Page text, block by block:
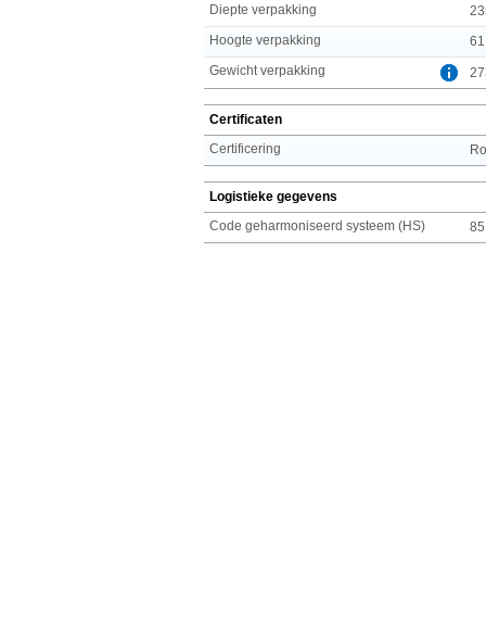
Diepte verpakking
Hoogte verpakking
Gewicht verpakking
Certificaten
Certificering
Logistieke gegevens
Code geharmoniseerd systeem (HS)